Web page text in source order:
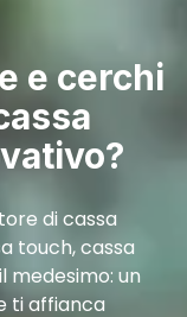
e cerchi
di cassa
touch, cassa
medesimo: un
ti affianca